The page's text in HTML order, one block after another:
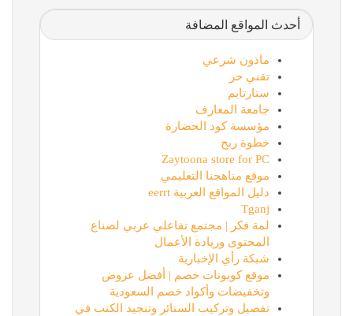
أحدث المواقع المضافة
ماذون شرعي
تقني حر
ستارتايم
جامعة المعارف
مؤسسة كود الحضارة
خطوة ربح
Zaytoona store for PC
موقع مناهجنا التعليمي
دليل المواقع العربية eerrt
Tganj
لمة فكر | مجتمع تفاعلي عربي لصناع
المحتوى وريادة الأعمال
شبكة رأي الإخبارية
موقع كوبونات خصم | أفضل عروض
وتخفيضات وأكواد خصم السعودية
تفصيل وتركيب الستائر وتنجيد الكنب في